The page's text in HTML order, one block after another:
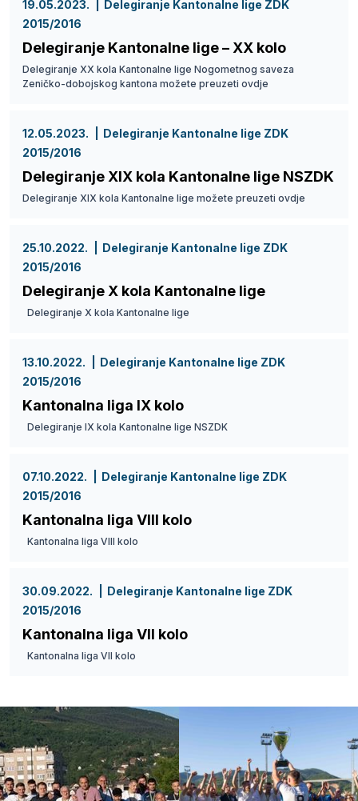
19.05.2023.
Delegiranje Kantonalne lige ZDK
2015/2016
Delegiranje Kantonalne lige – XX kolo
Delegiranje XX kola Kantonalne lige Nogometnog saveza
Zeničko-dobojskog kantona možete preuzeti ovdje
12.05.2023.
Delegiranje Kantonalne lige ZDK
2015/2016
Delegiranje XIX kola Kantonalne lige NSZDK
Delegiranje XIX kola Kantonalne lige možete preuzeti ovdje
25.10.2022.
Delegiranje Kantonalne lige ZDK
2015/2016
Delegiranje X kola Kantonalne lige
Delegiranje X kola Kantonalne lige
13.10.2022.
Delegiranje Kantonalne lige ZDK
2015/2016
Kantonalna liga IX kolo
Delegiranje IX kola Kantonalne lige NSZDK
07.10.2022.
Delegiranje Kantonalne lige ZDK
2015/2016
Kantonalna liga VIII kolo
Kantonalna liga VIII kolo
30.09.2022.
Delegiranje Kantonalne lige ZDK
2015/2016
Kantonalna liga VII kolo
Kantonalna liga VII kolo